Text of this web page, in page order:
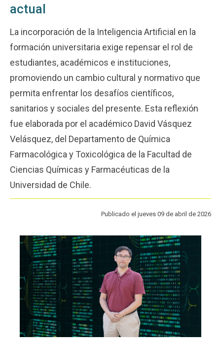
FACULTAD
Funcionarios Egresados
actual
La incorporación de la Inteligencia Artificial en la
formación universitaria exige repensar el rol de
estudiantes, académicos e instituciones,
promoviendo un cambio cultural y normativo que
permita enfrentar los desafíos científicos,
sanitarios y sociales del presente. Esta reflexión
fue elaborada por el académico David Vásquez
Velásquez, del Departamento de Química
Farmacológica y Toxicológica de la Facultad de
Ciencias Químicas y Farmacéuticas de la
Universidad de Chile.
Publicado el jueves 09 de abril de 2026